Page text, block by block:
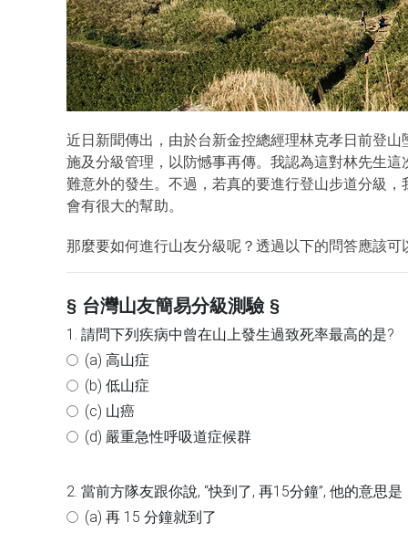
近日新聞傳出，由於台新金控總經理林克孝日前登
施及分級管理，以防憾事再傳。我認為這對林先生
難意外的發生。不過，若真的要進行登山步道分級
會有很大的幫助。
那麼要如何進行山友分級呢？透過以下的問答應該可
§ 台灣山友簡易分級測驗 §
1. 請問下列疾病中曾在山上發生過致死率最高的是?
(a) 高山症
(b) 低山症
(c) 山癌
(d) 嚴重急性呼吸道症候群
2. 當前方隊友跟你說, “快到了, 再15分鐘”, 他的意思是
(a) 再 15 分鐘就到了